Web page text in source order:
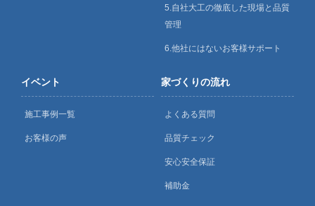
5.自社大工の徹底した現場と品質
管理
6.他社にはないお客様サポート
イベント
施工事例一覧
お客様の声
家づくりの流れ
よくある質問
品質チェック
安心安全保証
補助金